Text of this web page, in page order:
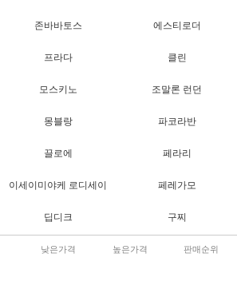
존바바토스 에스티로더
프라다 클린
모스키노 조말론 런던
몽블랑 파코라반
끌로에 페라리
이세이미야케 로디세이 페레가모
딥디크 구찌
낮은가격 높은가격 판매순위